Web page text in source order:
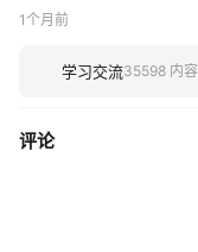
1个月前
学习交流35598 内容
评论